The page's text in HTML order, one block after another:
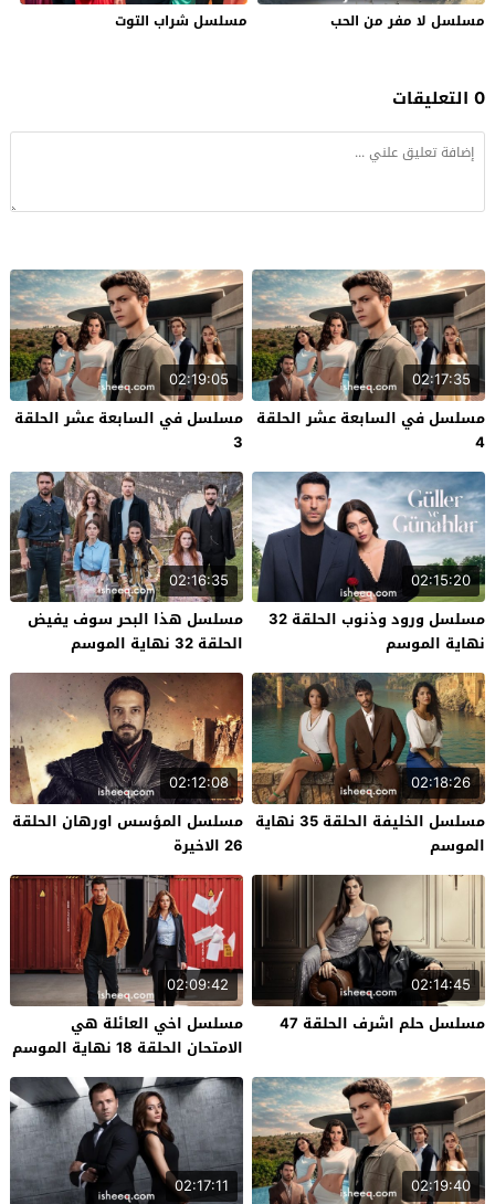
مسلسل لا مفر من الحب مسلسل شراب التوت
0 التعليقات
02:17:35
مسلسل في السابعة عشر الحلقة
4
02:19:05
مسلسل في السابعة عشر الحلقة
3
02:15:20
مسلسل ورود وذنوب الحلقة 32
نهاية الموسم
02:16:35
مسلسل هذا البحر سوف يفيض
الحلقة 32 نهاية الموسم
02:18:26
مسلسل الخليفة الحلقة 35 نهاية
الموسم
02:12:08
مسلسل المؤسس اورهان الحلقة
26 الاخيرة
02:14:45
مسلسل حلم اشرف الحلقة 47
02:09:42
مسلسل اخي العائلة هي
الامتحان الحلقة 18 نهاية الموسم
02:19:40
02:17:11